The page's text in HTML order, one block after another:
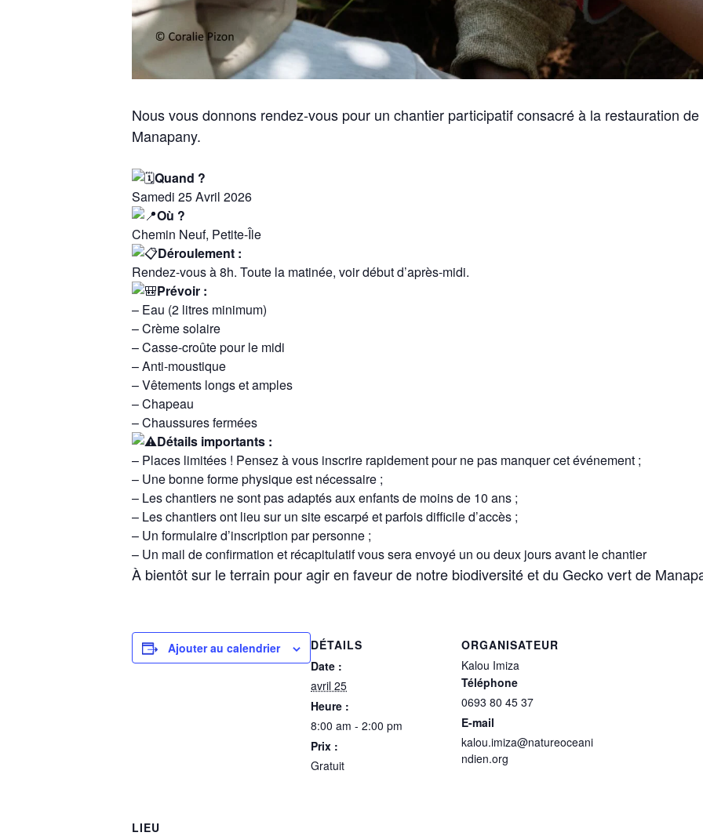
Nous vous donnons rendez-vous pour un chantier participatif consacré à la restauration
Manapany.
Quand ?
Samedi 25 Avril 2026
Où ?
Chemin Neuf, Petite-Île
Déroulement :
Rendez-vous à 8h. Toute la matinée, voir début d’après-midi.
Prévoir :
– Eau (2 litres minimum)
– Crème solaire
– Casse-croûte pour le midi
– Anti-moustique
– Vêtements longs et amples
– Chapeau
– Chaussures fermées
Détails importants :
– Places limitées ! Pensez à vous inscrire rapidement pour ne pas manquer cet événement ;
– Une bonne forme physique est nécessaire ;
– Les chantiers ne sont pas adaptés aux enfants de moins de 10 ans ;
– Les chantiers ont lieu sur un site escarpé et parfois difficile d’accès ;
– Un formulaire d’inscription par personne ;
– Un mail de confirmation et récapitulatif vous sera envoyé un ou deux jours avant le chantier
À bientôt sur le terrain pour agir en faveur de notre biodiversité et du Gecko vert de
Ajouter au calendrier
DÉTAILS
Date :
avril 25
Heure :
8:00 am - 2:00 pm
Prix :
Gratuit
ORGANISATEUR
Kalou Imiza
Téléphone
0693 80 45 37
E-mail
kalou.imiza@natureoceani
ndien.org
LIEU